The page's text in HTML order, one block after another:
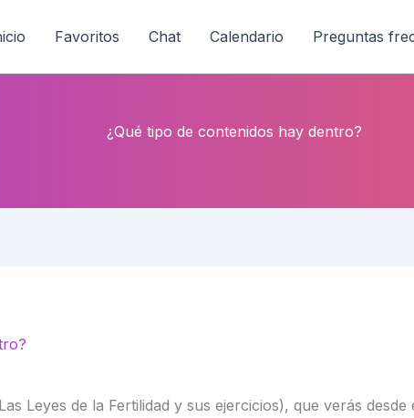
Favoritos Chat Calendario Preguntas
¿Qué tipo de contenidos hay dentro?
Leyes de la Fertilidad y sus ejercicios), que verás desde